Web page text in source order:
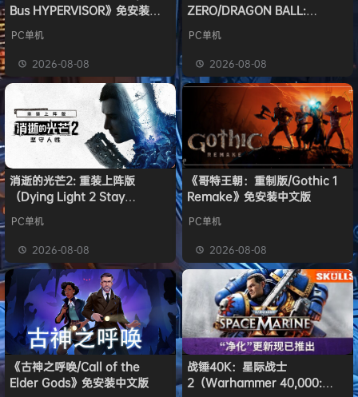
Bus HYPERVISOR》免安装中
PC单机
2026-08-08
ZERO/DRAGON BALL:
版
PC单机
2026-08-08
消逝的光芒2: 重装上阵版
（Dying Light 2 Stay
免安装中文版
PC单机
2026-08-08
《哥特王朝：重制版/Gothic 1
Remake》免安装中文版
PC单机
2026-08-08
《古神之呼唤/Call of the
Elder Gods》免安装中文版
战锤40K：星际战士
2（Warhammer 40,000: